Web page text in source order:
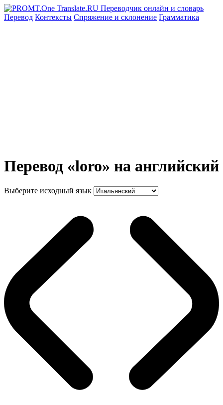
Перевод Контексты Спряжение и склонение Грамматика
Перевод «loro» на английский
Выберите исходный язык